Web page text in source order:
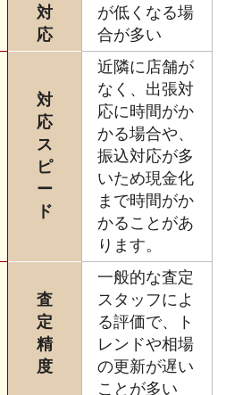
対
応
が低くなる場
合が多い
対
応
ス
ピ
ー
ド
近隣に店舗が
なく、出張対
応に時間がか
かる場合や、
振込対応が多
いため現金化
まで時間がか
かることがあ
ります。
査
定
精
度
一般的な査定
スタッフによ
る評価で、ト
レンドや相場
の更新が遅い
ことが多い